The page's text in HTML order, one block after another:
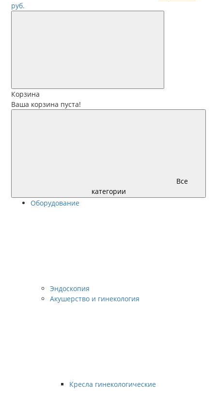
руб.
Корзина
Ваша корзина пуста!
Все
категории
Оборудование
Эндоскопия
Акушерство и гинекология
Кресла гинекологические